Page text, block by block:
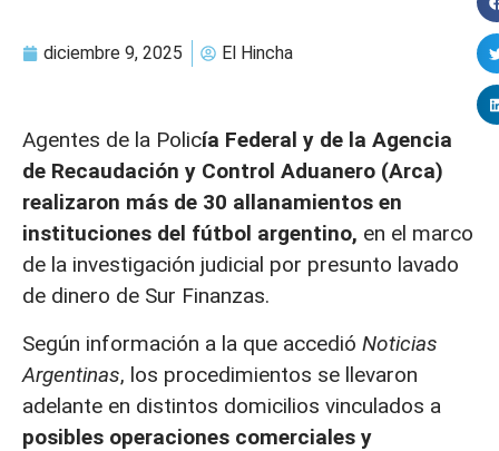
diciembre 9, 2025 El Hincha
Agentes de la Policía Federal y de la Agencia
de Recaudación y Control Aduanero (Arca)
realizaron más de 30 allanamientos en
instituciones del fútbol argentino, en el marco
de la investigación judicial por presunto lavado
de dinero de Sur Finanzas.
Según información a la que accedió Noticias
Argentinas, los procedimientos se llevaron
adelante en distintos domicilios vinculados a
posibles operaciones comerciales y